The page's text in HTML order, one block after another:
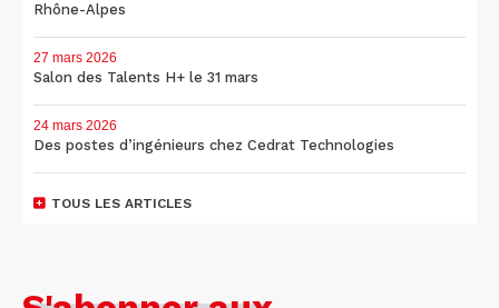
Rhône-Alpes
27 mars 2026
Salon des Talents H+ le 31 mars
24 mars 2026
Des postes d’ingénieurs chez Cedrat Technologies
TOUS LES ARTICLES